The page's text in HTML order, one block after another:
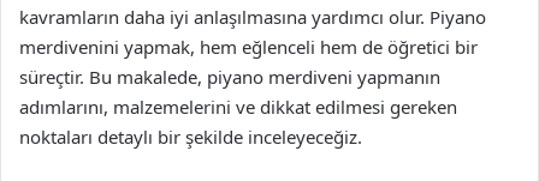
kavramların daha iyi anlaşılmasına yardımcı olur. Piyano
merdivenini yapmak, hem eğlenceli hem de öğretici bir
süreçtir. Bu makalede, piyano merdiveni yapmanın
adımlarını, malzemelerini ve dikkat edilmesi gereken
noktaları detaylı bir şekilde inceleyeceğiz.